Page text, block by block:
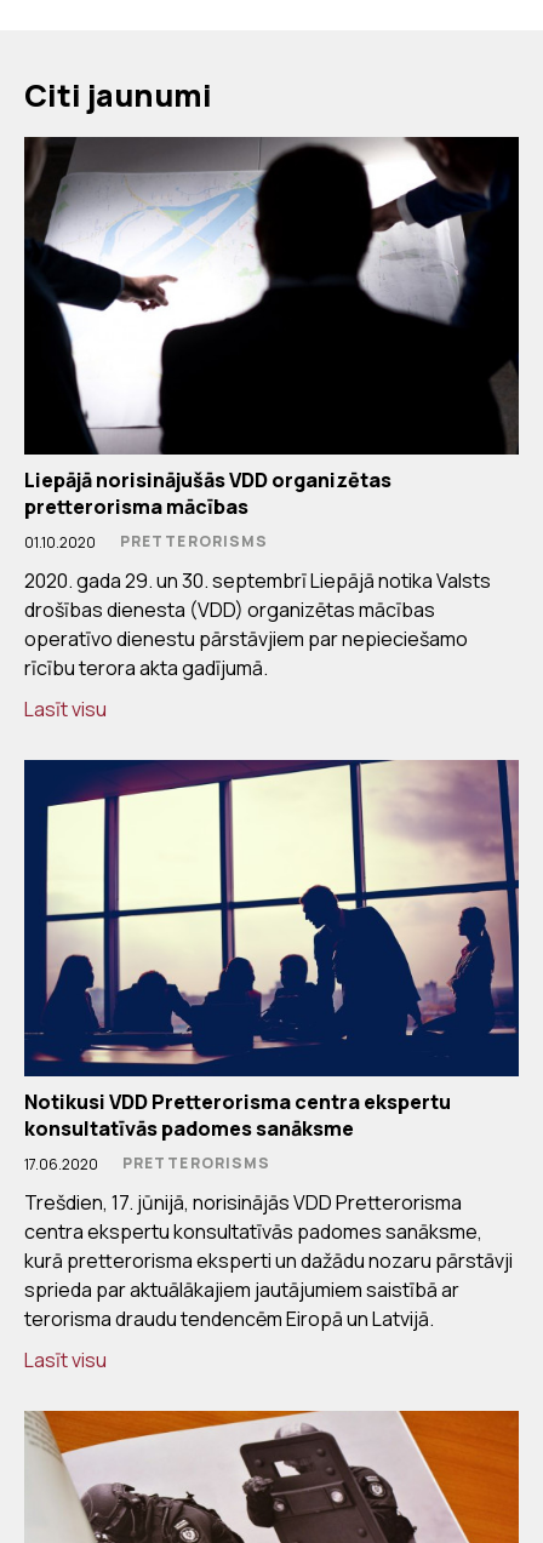
Citi jaunumi
Liepājā norisinājušās VDD organizētas
pretterorisma mācības
01.10.2020 PRETTERORISMS
2020. gada 29. un 30. septembrī Liepājā notika Valsts
drošības dienesta (VDD) organizētas mācības
operatīvo dienestu pārstāvjiem par nepieciešamo
rīcību terora akta gadījumā.
Lasīt visu
Notikusi VDD Pretterorisma centra ekspertu
konsultatīvās padomes sanāksme
17.06.2020 PRETTERORISMS
Trešdien, 17. jūnijā, norisinājās VDD Pretterorisma
centra ekspertu konsultatīvās padomes sanāksme,
kurā pretterorisma eksperti un dažādu nozaru pārstāvji
sprieda par aktuālākajiem jautājumiem saistībā ar
terorisma draudu tendencēm Eiropā un Latvijā.
Lasīt visu